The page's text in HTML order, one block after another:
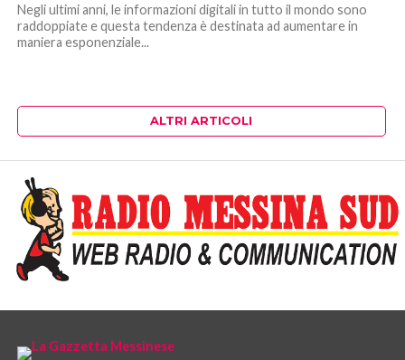
Negli ultimi anni, le informazioni digitali in tutto il mondo sono
raddoppiate e questa tendenza è destinata ad aumentare in
maniera esponenziale...
ALTRI ARTICOLI